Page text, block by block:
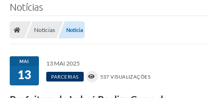
Notícias
Notícias Notícia
MAI
13
13 MAI 2025
PARCERIAS 537 VISUALIZAÇÕES